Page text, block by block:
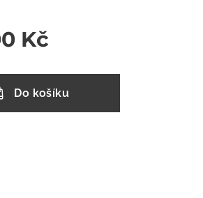
Kč
Do košíku